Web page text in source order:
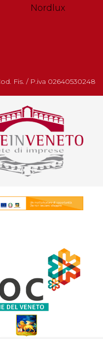
Nordlux
Fis. / P.iva 02640530248